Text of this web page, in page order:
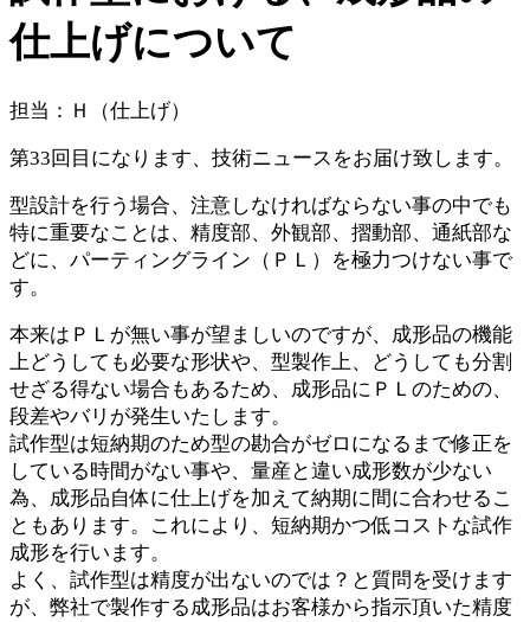
仕上げについて
担当：Ｈ（仕上げ）
第33回目になります、技術ニュースをお届け致します。
型設計を行う場合、注意しなければならない事の中でも
特に重要なことは、精度部、外観部、摺動部、通紙部な
どに、パーティングライン（ＰＬ）を極力つけない事で
す。
本来はＰＬが無い事が望ましいのですが、成形品の機能
上どうしても必要な形状や、型製作上、どうしても分割
せざる得ない場合もあるため、成形品にＰＬのための、
段差やバリが発生いたします。
試作型は短納期のため型の勘合がゼロになるまで修正を
している時間がない事や、量産と違い成形数が少ない
為、成形品自体に仕上げを加えて納期に間に合わせるこ
ともあります。これにより、短納期かつ低コストな試作
成形を行います。
よく、試作型は精度が出ないのでは？と質問を受けます
が、弊社で製作する成形品はお客様から指示頂いた精度